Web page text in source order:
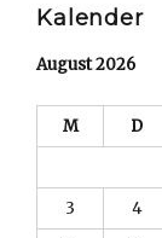
Kalender
August 2026
M D
3
4